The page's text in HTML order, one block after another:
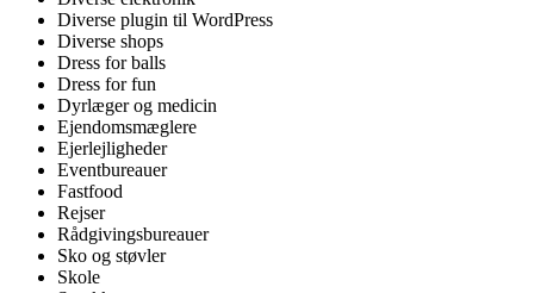
Diverse plugin til WordPress
Diverse shops
Dress for balls
Dress for fun
Dyrlæger og medicin
Ejendomsmæglere
Ejerlejligheder
Eventbureauer
Fastfood
Rejser
Rådgivingsbureauer
Sko og støvler
Skole